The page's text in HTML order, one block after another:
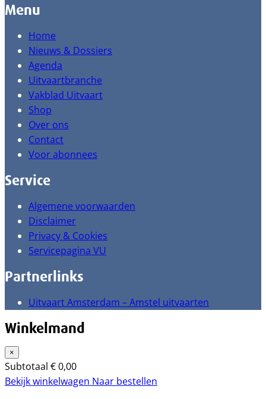
Menu
Home
Nieuws & Dossiers
Agenda
Uitvaartbranche
Vakblad Uitvaart
Shop
Over ons
Contact
Voor abonnees
Service
Algemene voorwaarden
Disclaimer
Privacy & Cookies
Servicepagina VU
Partnerlinks
Uitvaart Amsterdam – Amstel uitvaarten
Winkelmand
×
Subtotaal €0,00
Bekijk winkelwagen Naar bestellen